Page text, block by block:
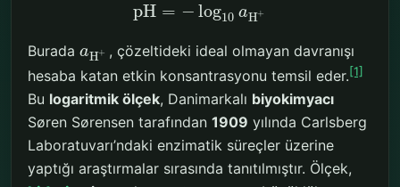
pH = − log10 aH+
Burada aH+ , çözeltideki ideal olmayan davranışı
hesaba katan etkin konsantrasyonu temsil eder.[1]
Bu logaritmik ölçek, Danimarkalı biyokimyacı
Søren Sørensen tarafından 1909 yılında Carlsberg
Laboratuvarı’ndaki enzimatik süreçler üzerine
yaptığı araştırmalar sırasında tanıtılmıştır. Ölçek,